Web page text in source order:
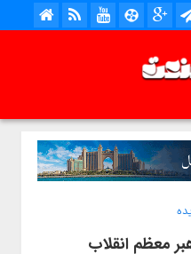
معظم انقلاب